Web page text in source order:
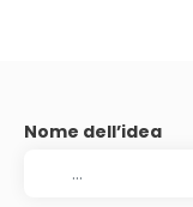
Nome dell’idea